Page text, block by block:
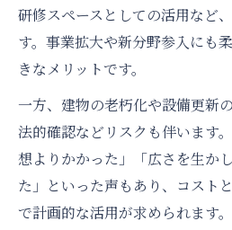
研修スペースとしての活用など
す。事業拡大や新分野参入にも
きなメリットです。
一方、建物の老朽化や設備更新
法的確認などリスクも伴います
想よりかかった」「広さを生か
た」といった声もあり、コスト
で計画的な活用が求められます。